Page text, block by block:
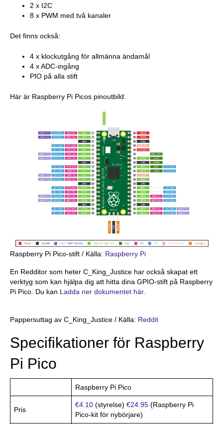
2 x I2C
8 x PWM med två kanaler
Det finns också:
4 x klockutgång för allmänna ändamål
4 x ADC-ingång
PIO på alla stift
Här är Raspberry Pi Picos pinoutbild:
Raspberry Pi Pico-stift / Källa: Raspberry Pi
En Redditor som heter C_King_Justice har också skapat ett
verktyg som kan hjälpa dig att hitta dina GPIO-stift på Raspberry
Pi Pico. Du kan Ladda ner dokumentet här.
Pappersuttag av C_King_Justice / Källa: Reddit
Specifikationer för Raspberry
Pi Pico
Raspberry Pi Pico
Pris
€4.10 (styrelse) €24.95 (Raspberry Pi
Pico-kit för nybörjare)